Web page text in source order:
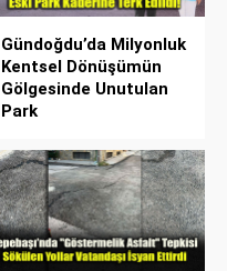
Gündoğdu’da Milyonluk
Kentsel Dönüşümün
Gölgesinde Unutulan
Park